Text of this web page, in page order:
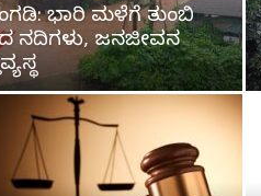
ಭಾರಿ ಮಳೆಗೆ ತುಂಬಿ
ನದಿಗಳು, ಜನಜೀವನ